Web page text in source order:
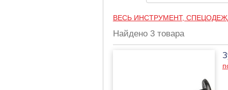
ВЕСЬ ИНСТРУМЕНТ,
Найдено 3 товара